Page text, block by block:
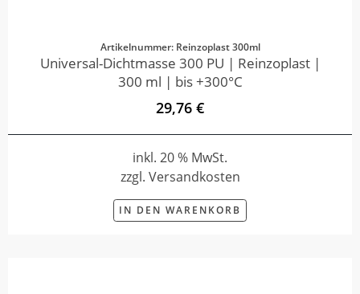
Artikelnummer: Reinzoplast 300ml
Universal-Dichtmasse 300 PU | Reinzoplast |
300 ml | bis +300°C
29,76 €
inkl. 20 % MwSt.
zzgl. Versandkosten
IN DEN WARENKORB